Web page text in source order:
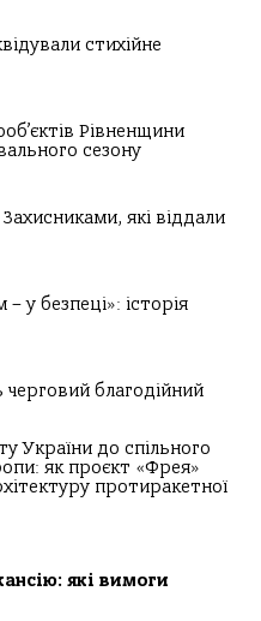
стихійне
Рівненщини
сезону
які віддали
у безпеці»: історія
благодійний
України до спільного
як проєкт «Фрея»
протиракетної
які вимоги